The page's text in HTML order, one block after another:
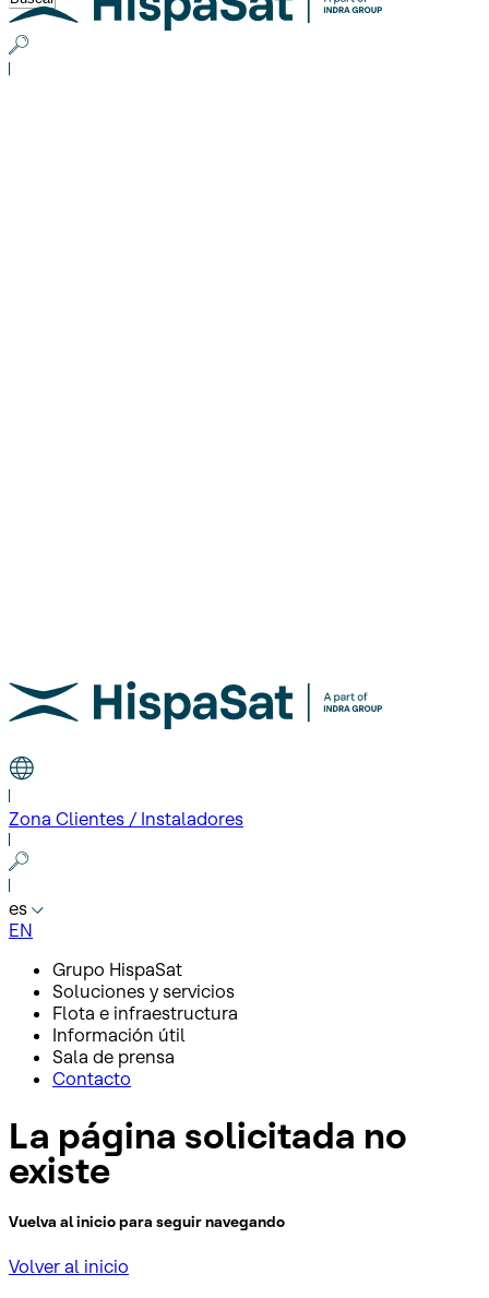
Zona Clientes / Instaladores
es
EN
Grupo HispaSat
Soluciones y servicios
Flota e infraestructura
Información útil
Sala de prensa
Contacto
La página solicitada no
existe
Vuelva al inicio para seguir navegando
Volver al inicio